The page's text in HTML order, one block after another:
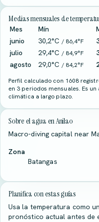
Medias mensuales de
Mes Mín
junio
30,2°C / 86,4°F
julio 29,4°C / 84,9°F
agosto 29,0°C / 84,2°F
Perfil calculado con 1608
en 3 periodos mensuales. Es
climática a largo plazo.
Sobre el agua en Anilao
Macro-diving capital near
Zona
Batangas
Planifica con estas guías
Usa la temperatura como
pronóstico actual antes de